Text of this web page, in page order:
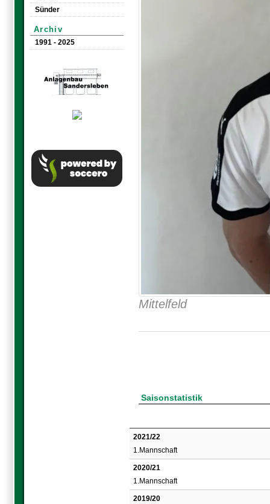
Sünder
Archiv
1991 - 2025
Mittelfeld
Saisonstatistik
2021/22
1.Mannschaft
2020/21
1.Mannschaft
2019/20